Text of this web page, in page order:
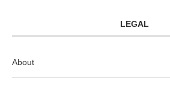
LEGAL
About